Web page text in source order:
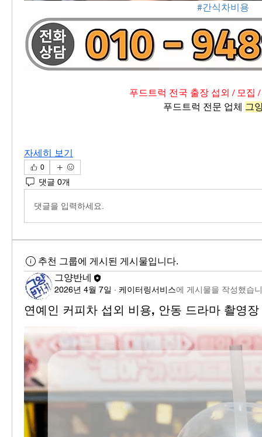
#간식차비용
푸드트럭 전국 출장 섭외 / 모집
푸드트럭 전문 업체 그
자세히 보기
0
댓글 0개
댓글을 입력하세요.
추천 그룹에 게시된 게시물입니다.
그양반네
2026년 4월 7일 · 케이터링서비스에 게시물을 작성했습
연예인 커피차 섭외 비용, 안동 드라마 촬영